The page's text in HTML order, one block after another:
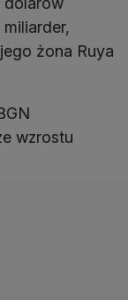
żona Ruya
wzrostu